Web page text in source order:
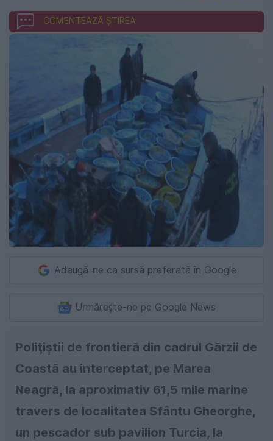
COMENTEAZĂ ȘTIREA
Adaugă-ne ca sursă preferată în Google
Urmărește-ne pe Google News
Poliţiştii de frontieră din cadrul Gărzii de
Coastă au interceptat, pe Marea
Neagră, la aproximativ 61,5 mile marine
travers de localitatea Sfântu Gheorghe,
un pescador sub pavilion Turcia, la